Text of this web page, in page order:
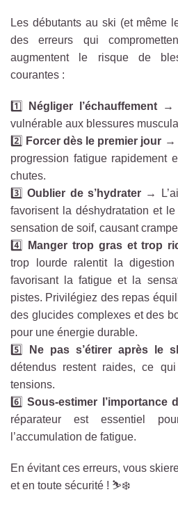
Les débutants au ski (et même
des erreurs qui
augmentent le risque de
courantes :
1️⃣ Négliger l’échauffement→
vulnérable aux blessures
2️⃣ Forcer dès le premier jour →
progression fatigue rapidement
chutes.
3️⃣Oublier de s’hydrater →
favorisent la déshydratation et l e
sensation de soif, causant
4️⃣
Manger trop gras et trop
trop lourde ralentit la digestion
favorisant la fatigue et la
pistes. Privilégiez des repas
des glucides complexes et des
pour une énergie durable.
5️⃣
Ne pas s’étirer après le
détendus restent raides, ce
tensions.
6️⃣Sous-estimer l’importance
réparateur est essentiel
l’accumulation de fatigue.
En évitant ces erreurs, vous
et en toute sécurité ! ⛷️❄️